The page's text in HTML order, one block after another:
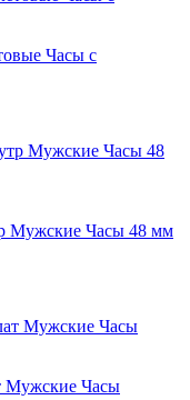
Часы с
Мужские Часы 48 мм
Мужские Часы